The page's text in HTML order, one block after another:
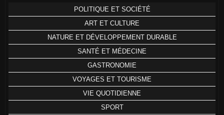
POLITIQUE ET SOCIÉTÉ
ART ET CULTURE
NATURE ET DÉVELOPPEMENT DURABLE
SANTÉ ET MÉDECINE
GASTRONOMIE
VOYAGES ET TOURISME
VIE QUOTIDIENNE
SPORT